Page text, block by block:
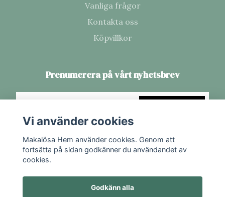
Vanliga frågor
Kontakta oss
Köpvillkor
Prenumerera på vårt nyhetsbrev
Vi använder cookies
Makalösa Hem använder cookies. Genom att
fortsätta på sidan godkänner du användandet av
cookies.
Godkänn alla